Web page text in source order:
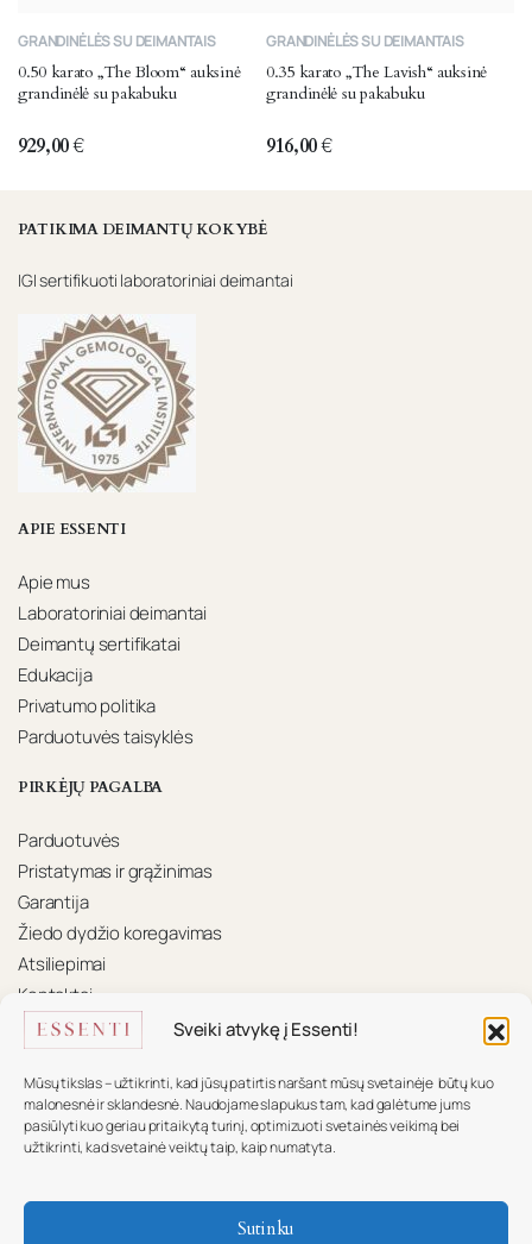
Sveiki atvykę į Essenti!
Mūsų tikslas – užtikrinti, kad jūsų patirtis naršant mūsų svetainėje būtų kuo
malonesnė ir sklandesnė. Naudojame slapukus tam, kad galėtume jums
pasiūlyti kuo geriau pritaikytą turinį, optimizuoti svetainės veikimą bei
užtikrinti, kad svetainė veiktų taip, kaip numatyta.
Sutinku
GRANDINĖLĖS SU DEIMANTAIS
0.50 karato „The Bloom“ auksinė
grandinėlė su pakabuku
929,00€
GRANDINĖLĖS SU DEIMANTAIS
0.35 karato „The Lavish“ auksinė
grandinėlė su pakabuku
916,00€
PATIKIMA DEIMANTŲ KOKYBĖ
IGI sertifikuoti laboratoriniai deimantai
APIE ESSENTI
Apie mus
Laboratoriniai deimantai
Deimantų sertifikatai
Edukacija
Privatumo politika
Parduotuvės taisyklės
PIRKĖJŲ PAGALBA
Parduotuvės
Pristatymas ir grąžinimas
Garantija
Žiedo dydžio koregavimas
Atsiliepimai
Kontaktai
KONTAKTAI
Mūsų komanda pasiruošusi padėti.
+370 617 16 585